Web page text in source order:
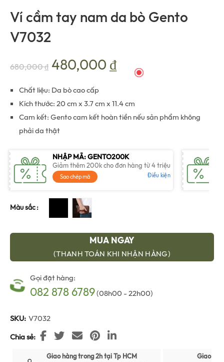
Ví cầm tay nam da bò Gento
V7032
680,000₫ Giá
gốc
là:
680,000 ₫.
480,000₫Giá
tại
480,000 ₫.
Chất liệu: Da bò cao cấp
Kích thước: 20 cm x 3.7 cm x 11.4 cm
Cam kết: Gento cam kết hoàn tiền nếu sản phẩm không
phải da thật
NHẬP MÃ: GENTO200K
Giảm thêm 200k cho đơn hàng từ 4 triệu
Sao chép mã Điều kiện
Màu sắc
MUA NGAY
(THANH TOÁN KHI NHẬN HÀNG)
Gọi đặt hàng:
082 878 6789(08h00 - 22h00)
SKU: V7032
Chia sẻ
Giao hàng trong 2h tại Tp HCM
Giao